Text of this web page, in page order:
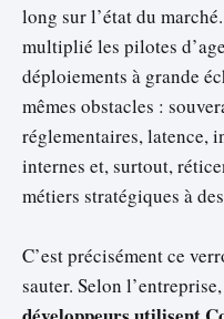
long sur l’état du
multiplié les pilotes
déploiements à grande
mêmes obstacles :
réglementaires, latence,
internes et, surtout,
métiers stratégiques à
C’est précisément ce
sauter. Selon l’entreprise,